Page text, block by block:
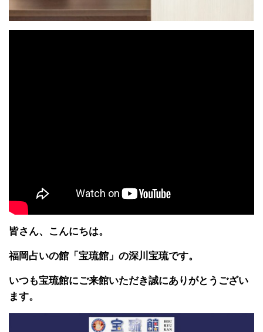
皆さん、こんにちは。
福岡占いの館「宝琉館」の深川宝琉です。
いつも宝琉館にご来館いただき誠にありがとうござい
ます。